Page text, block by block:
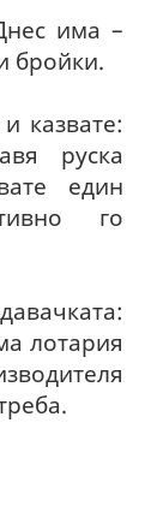
има –
бройки.
казвате:
руска
един
го
лотария